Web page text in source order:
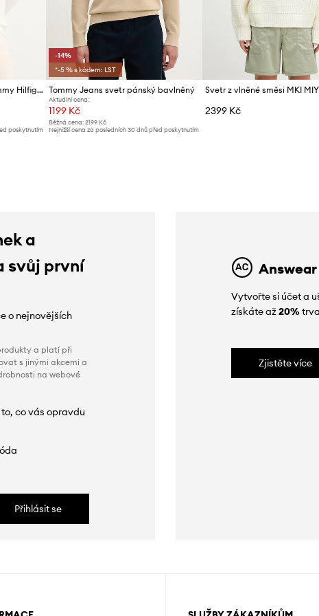
Svetr s příměsí kašmíru Tommy Hilfiger
poskytnutím
-14%
*-5 % s kódem: LST
Tommy Jeans svetr pánský bavlněný
Aktuální cena:
1199 Kč
Běžná cena: 2199 Kč
Nejnižší cena za posledních 30 dnů před poskytnutím
2399 Kč
a
svůj první
o nejnovějších
a platí při
s jinými akcemi a
na webové
co vás opravdu
Přihlásit se
Vytvořte si účet a
získáte až20%
Zjistěte více